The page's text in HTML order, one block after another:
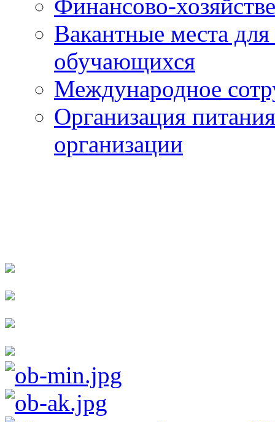
Финансово-
Вакантные места
обучающихся
Международное
Организация
организации